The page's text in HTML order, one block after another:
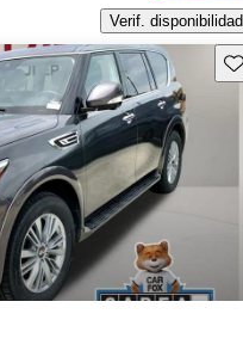
Verif. disponibilidad